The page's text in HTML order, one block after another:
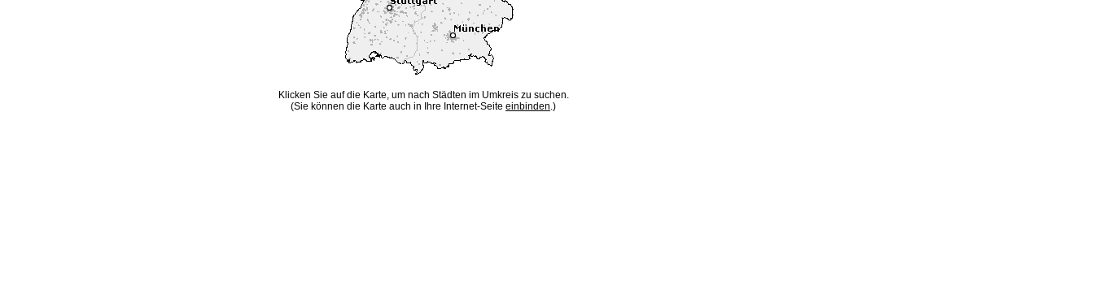
Klicken Sie auf die Karte, um nach Städten im Umkreis zu suchen.
(Sie können die Karte auch in Ihre Internet-Seite einbinden.)